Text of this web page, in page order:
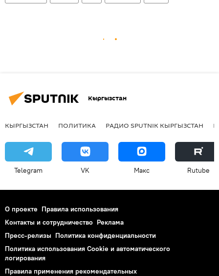
Кыргызстан
КЫРГЫЗСТАН ПОЛИТИКА РАДИО SPUTNIK КЫРГЫЗСТАН
Telegram VK Макс Rutube
О проекте Правила использования
Контакты и сотрудничество Реклама
Пресс-релизы Политика конфиденциальности
Политика использования Cookie и автоматического
логирования
Правила применения рекомендательных